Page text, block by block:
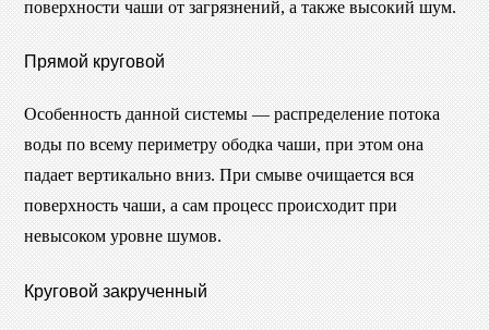
поверхности чаши от загрязнений, а также высокий шум.
Прямой круговой
Особенность данной системы — распределение потока
воды по всему периметру ободка чаши, при этом она
падает вертикально вниз. При смыве очищается вся
поверхность чаши, а сам процесс происходит при
невысоком уровне шумов.
Круговой закрученный